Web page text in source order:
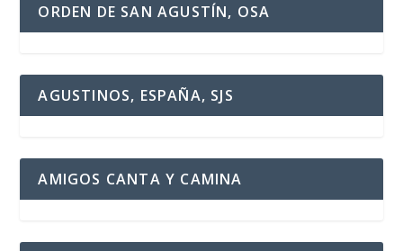
ORDEN DE SAN AGUSTÍN, OSA
AGUSTINOS, ESPAÑA, SJS
AMIGOS CANTA Y CAMINA